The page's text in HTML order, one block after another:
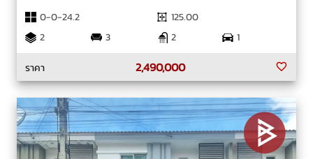
0-0-24.2
125.00
2
3 2
1
ราคา
2,490,000